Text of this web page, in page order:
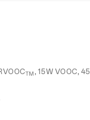
TM , 15W VOOC,